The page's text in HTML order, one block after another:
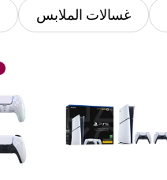
غسالات الملابس